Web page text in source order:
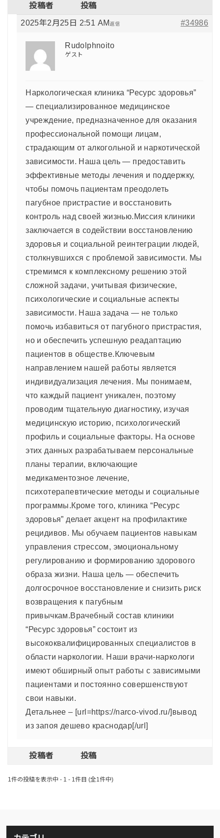
投稿者 投稿
2025年2月25日 2:51 AM #34986
返信
Rudolphnoito
ゲスト
Наркологическая клиника “Ресурс здоровья”
— специализированное медицинское
учреждение, предназначенное для оказания
профессиональной помощи лицам,
страдающим от алкогольной и наркотической
зависимости. Наша цель — предоставить
эффективные методы лечения и поддержку,
чтобы помочь пациентам преодолеть
пагубное пристрастие и восстановить
контроль над своей жизнью.Миссия клиники
заключается в содействии восстановлению
здоровья и социальной реинтеграции людей,
столкнувшихся с проблемой зависимости. Мы
стремимся к комплексному решению этой
сложной задачи, учитывая физические,
психологические и социальные аспекты
зависимости. Наша задача — не только
помочь избавиться от пагубного пристрастия,
но и обеспечить успешную реадаптацию
пациентов в обществе.Ключевым
направлением нашей работы является
индивидуализация лечения. Мы понимаем,
что каждый пациент уникален, поэтому
проводим тщательную диагностику, изучая
медицинскую историю, психологический
профиль и социальные факторы. На основе
этих данных разрабатываем персональные
планы терапии, включающие
медикаментозное лечение,
психотерапевтические методы и социальные
программы.Кроме того, клиника “Ресурс
здоровья” делает акцент на профилактике
рецидивов. Мы обучаем пациентов навыкам
управления стрессом, эмоциональному
регулированию и формированию здорового
образа жизни. Наша цель — обеспечить
долгосрочное восстановление и снизить риск
возвращения к пагубным
привычкам.Врачебный состав клиники
“Ресурс здоровья” состоит из
высококвалифицированных специалистов в
области наркологии. Наши врачи-наркологи
имеют обширный опыт работы с зависимыми
пациентами и постоянно совершенствуют
свои навыки.
Детальнее – [url=https://narco-vivod.ru/]вывод
из запоя дешево краснодар[/url]
投稿者 投稿
1件の投稿を表示中 - 1 - 1件目 (全1件中)